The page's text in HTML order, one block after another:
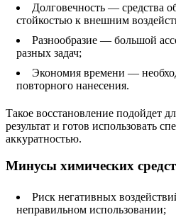
Долговечность — средства
стойкостью к внешним
Разнообразие — большой
разных задач;
Экономия времени —
повторного нанесения.
Такое восстановление подойдет
результат и готов использовать
аккуратностью.
Минусы химических
Риск негативных
неправильном использовании;